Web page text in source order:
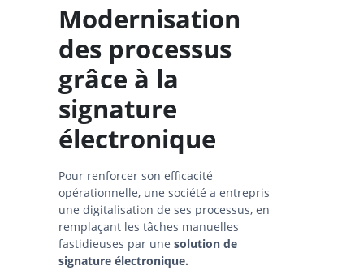
Modernisation
des processus
grâce à la
signature
électronique
Pour renforcer son efficacité
opérationnelle, une société a entrepris
une digitalisation de ses processus, en
remplaçant les tâches manuelles
fastidieuses par une solution de
signature électronique.